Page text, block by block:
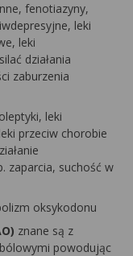
fenotiazyny,
leki
leki
działania
zaburzenia
leki
przeciw chorobie
zaparcia, suchość w
oksykodonu
znane są z
powodując